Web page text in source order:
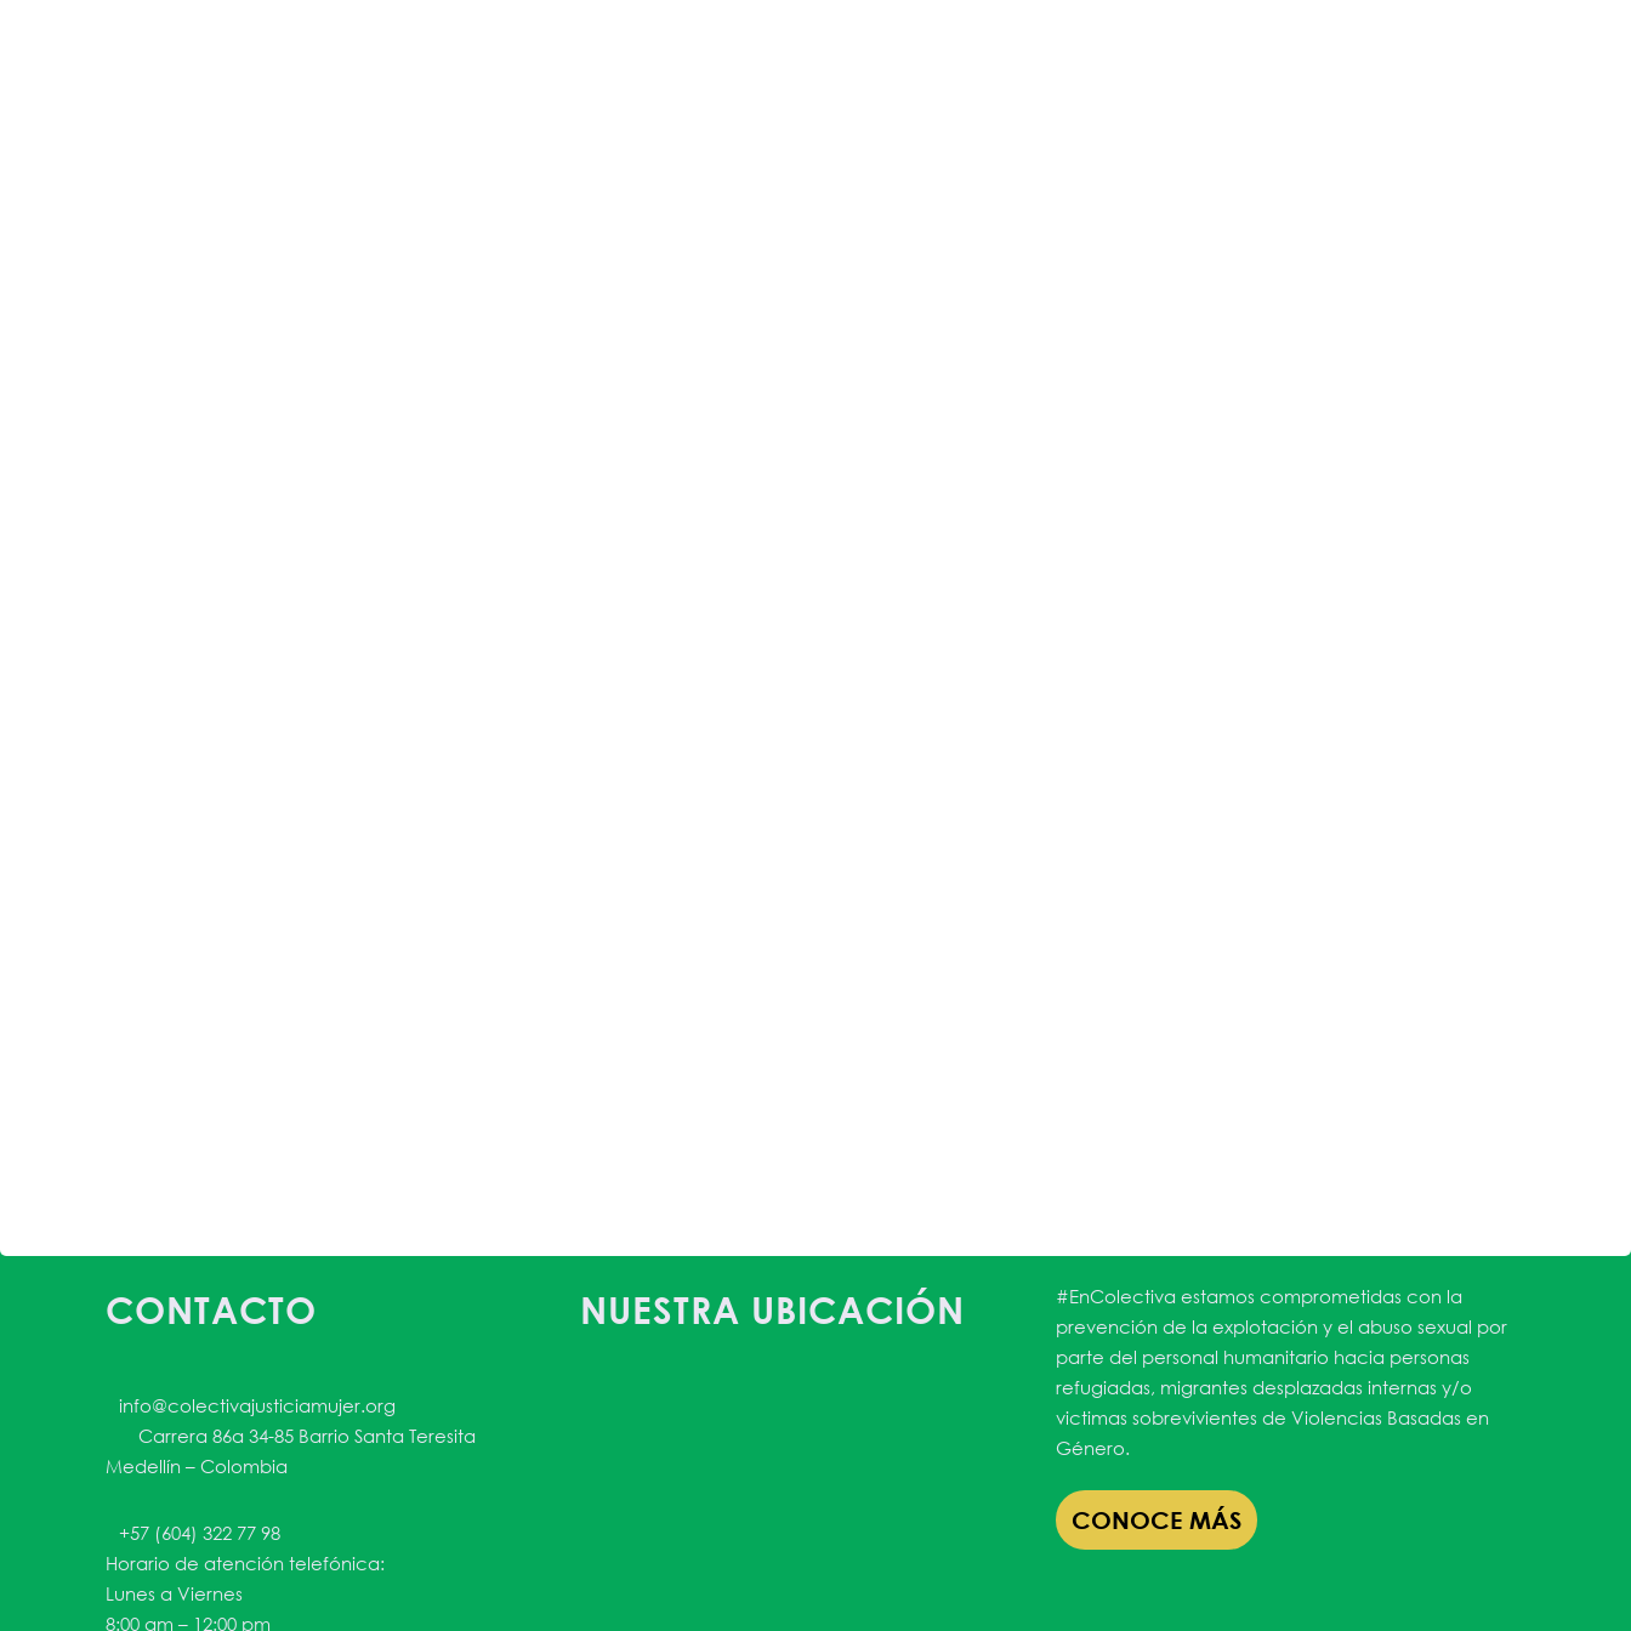
CONTACTO
info@colectivajusticiamujer.org
Carrera 86a 34-85 Barrio Santa Teresita
Medellín – Colombia
+57 (604) 322 77 98
Horario de atención telefónica:
Lunes a Viernes
8:00 am – 12:00 pm
NUESTRA UBICACIÓN
#EnColectiva estamos comprometidas con la
prevención de la explotación y el abuso sexual por
parte del personal humanitario hacia personas
refugiadas, migrantes desplazadas internas y/o
victimas sobrevivientes de Violencias Basadas en
Género.
CONOCE MÁS